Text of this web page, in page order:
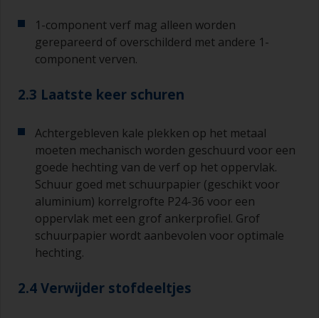
1-component verf mag alleen worden
gerepareerd of overschilderd met andere 1-
component verven.
2.3 Laatste keer schuren
Achtergebleven kale plekken op het metaal
moeten mechanisch worden geschuurd voor een
goede hechting van de verf op het oppervlak.
Schuur goed met schuurpapier (geschikt voor
aluminium) korrelgrofte P24-36 voor een
oppervlak met een grof ankerprofiel. Grof
schuurpapier wordt aanbevolen voor optimale
hechting.
2.4 Verwijder stofdeeltjes